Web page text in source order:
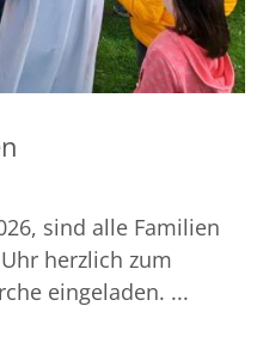
sind alle Familien
herzlich zum
eingeladen. ...